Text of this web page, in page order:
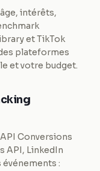
intérêts,
et TikTok
plateformes
et votre budget.
Conversions
API, LinkedIn
: